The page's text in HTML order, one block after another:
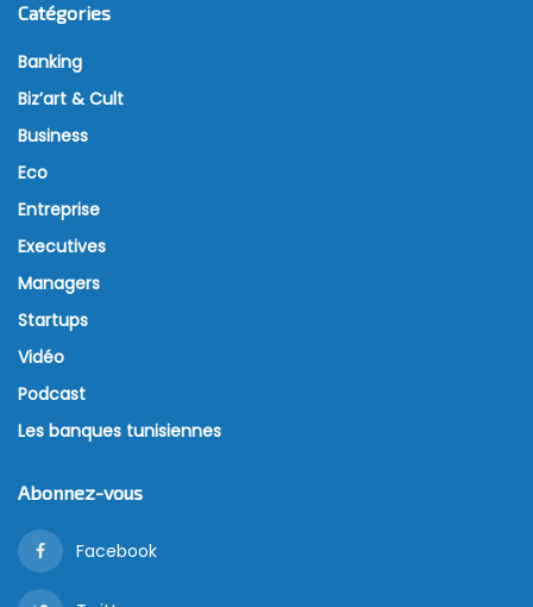
Catégories
Banking
Biz’art & Cult
Business
Eco
Entreprise
Executives
Managers
Startups
Vidéo
Podcast
Les banques tunisiennes
Abonnez-vous
Facebook